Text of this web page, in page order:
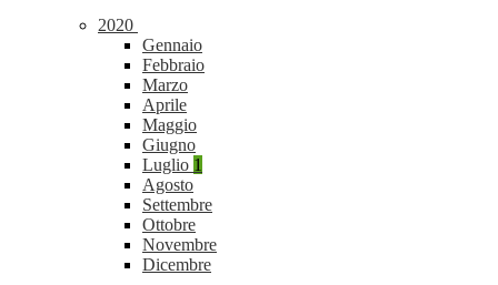
2020
Gennaio
Febbraio
Marzo
Aprile
Maggio
Giugno
Luglio 1
Agosto
Settembre
Ottobre
Novembre
Dicembre